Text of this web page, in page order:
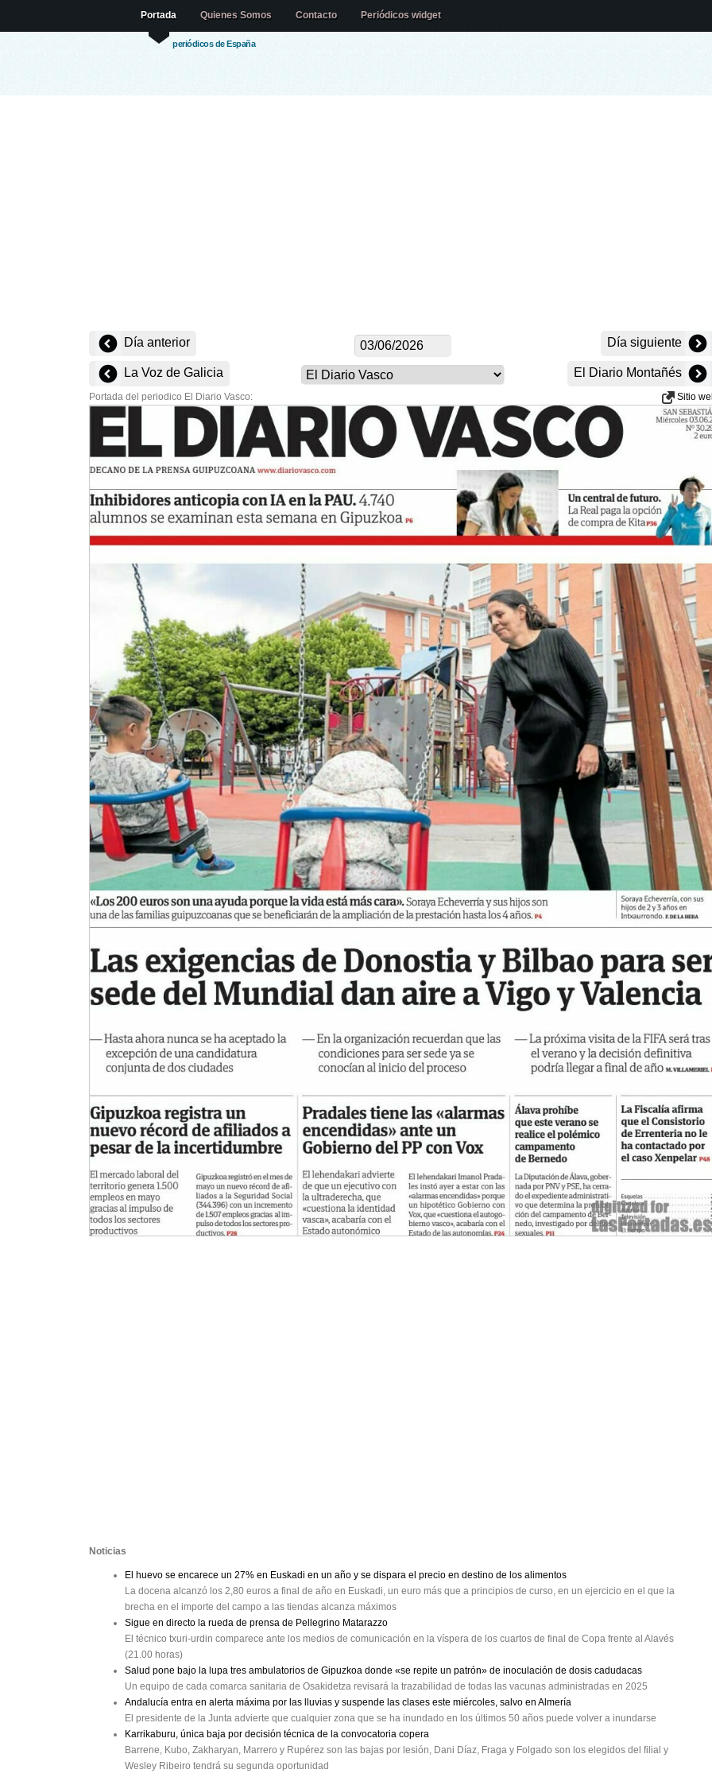
periódicos de España
Portada Quienes Somos Contacto Periódicos widget
Día anterior Día siguiente
La Voz de Galicia El Diario Montañés
Portada del periodico El Diario Vasco: Sitio
Noticias
El huevo se encarece un 27% en Euskadi en un año y se dispara el precio en destino de los alimentos
La docena alcanzó los 2,80 euros a final de año en Euskadi, un euro más que a principios de curso, en un ejercicio en el que la
brecha en el importe del campo a las tiendas alcanza máximos
Sigue en directo la rueda de prensa de Pellegrino Matarazzo
El técnico txuri-urdin comparece ante los medios de comunicación en la víspera de los cuartos de final de Copa frente al Alavés
(21.00 horas)
Salud pone bajo la lupa tres ambulatorios de Gipuzkoa donde «se repite un patrón» de inoculación de dosis cadudacas
Un equipo de cada comarca sanitaria de Osakidetza revisará la trazabilidad de todas las vacunas administradas en 2025
Andalucía entra en alerta máxima por las lluvias y suspende las clases este miércoles, salvo en Almería
El presidente de la Junta advierte que cualquier zona que se ha inundado en los últimos 50 años puede volver a inundarse
Karrikaburu, única baja por decisión técnica de la convocatoria copera
Barrene, Kubo, Zakharyan, Marrero y Rupérez son las bajas por lesión, Dani Díaz, Fraga y Folgado son los elegidos del filial y
Wesley Ribeiro tendrá su segunda oportunidad